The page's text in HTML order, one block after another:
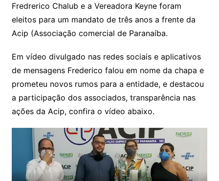
Fredrerico Chalub e a Vereadora Keyne foram
eleitos para um mandato de três anos a frente da
Acip (Associação comercial de Paranaíba.
Em vídeo divulgado nas redes sociais e aplicativos
de mensagens Frederico falou em nome da chapa e
prometeu novos rumos para a entidade, e destacou
a participação dos associados, transparência nas
ações da Acip, confira o vídeo abaixo.